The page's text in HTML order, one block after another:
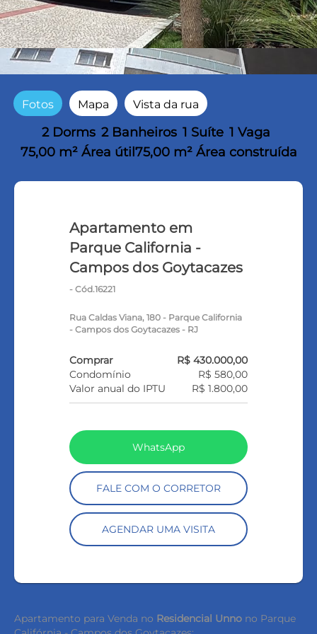
Fotos Mapa Vista da rua
2 Dorms 2 Banheiros 1 Suíte 1 Vaga
75,00 m² Área útil 75,00 m² Área construída
Apartamento em
Parque California -
Campos dos Goytacazes
- Cód.16221
Rua Caldas Viana, 180 - Parque California
- Campos dos Goytacazes - RJ
Comprar
R$ 430.000,00
Condomínio
R$ 580,00
Valor anual do IPTU
R$ 1.800,00
WhatsApp
FALE COM O CORRETOR
AGENDAR UMA VISITA
Apartamento para Venda no Residencial Unno no Parque